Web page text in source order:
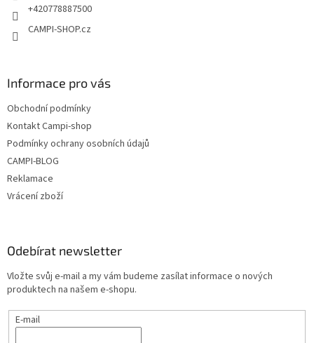
+420778887500
CAMPI-SHOP.cz
Informace pro vás
Obchodní podmínky
Kontakt Campi-shop
Podmínky ochrany osobních údajů
CAMPI-BLOG
Reklamace
Vrácení zboží
Odebírat newsletter
Vložte svůj e-mail a my vám budeme zasílat informace o nových
produktech na našem e-shopu.
E-mail